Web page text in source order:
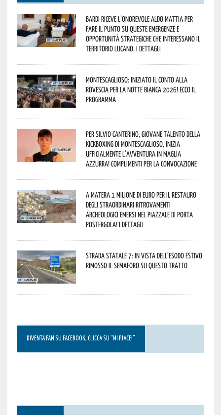
Bardi riceve l’onorevole Aldo Mattia per
fare il punto su queste emergenze e
opportunità strategiche che interessano il
territorio lucano. I dettagli
Montescaglioso: iniziato il conto alla
rovescia per la Notte Bianca 2026! Ecco il
programma
Per Silvio Canterino, giovane talento della
kickboxing di Montescaglioso, inizia
ufficialmente l’avventura in maglia
azzurra! Complimenti per la convocazione
A Matera 1 milione di euro per il restauro
degli straordinari ritrovamenti
archeologici emersi nel piazzale di Porta
Postergola! I dettagli
Strada statale 7: in vista dell’esodo estivo
rimosso il semaforo su questo tratto
DIVENTA FAN SU FACEBOOK, CLICCA SU “MI PIACE!”